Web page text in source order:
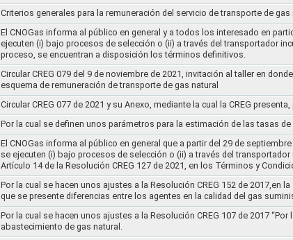
Criterios generales para la remuneración del servicio de transporte de
El CNOGas informa al público en general y a todos los interesado en
ejecuten (i) bajo procesos de selección o (ii) a través del transportador
proceso, se encuentran a disposición los términos definitivos.
Circular CREG 079 del 9 de noviembre de 2021, invitación al taller en
esquema de remuneración de transporte de gas natural
Circular CREG 077 de 2021 y su Anexo, mediante la cual la CREG
Por la cual se definen unos parámetros para la estimación de las tasas
El CNOGas informa al público en general que a partir del 29 de
se ejecuten (i) bajo procesos de selección o (ii) a través del
Artículo 14 de la Resolución CREG 127 de 2021, en los Términos y
Por la cual se hacen unos ajustes a la Resolución CREG 152 de
que se presente diferencias entre los agentes en la calidad del gas
Por la cual se hacen unos ajustes a la Resolución CREG 107 de 2017
abastecimiento de gas natural.